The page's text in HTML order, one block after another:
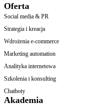
Oferta
Social media & PR
Strategia i kreacja
Wdrożenia e-commerce
Marketing automation
Analityka internetowa
Szkolenia i konsulting
Chatboty
Akademia